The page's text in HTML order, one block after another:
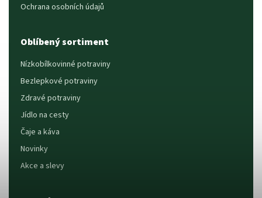
Ochrana osobních údajů
Oblíbený sortiment
Nízkobílkovinné potraviny
Bezlepkové potraviny
Zdravé potraviny
Jídlo na cesty
Čaje a káva
Novinky
Akce a slevy